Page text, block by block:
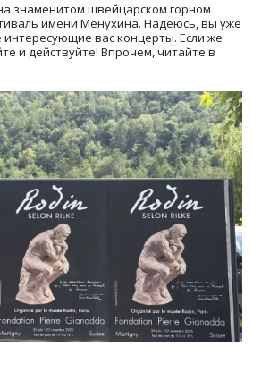
знаменитом швейцарском горном
имени Менухина. Надеюсь, вы уже
интересующие вас концерты. Если же
и действуйте! Впрочем, читайте в